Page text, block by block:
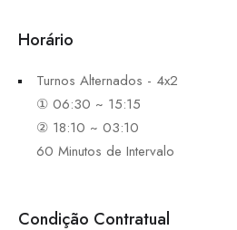
Horário
Turnos Alternados - 4x2
① 06:30 ~ 15:15
② 18:10 ~ 03:10
60 Minutos de Intervalo
Condição Contratual